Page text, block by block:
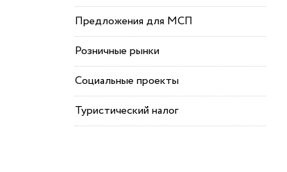
Предложения для МСП
Розничные рынки
Социальные проекты
Туристический налог